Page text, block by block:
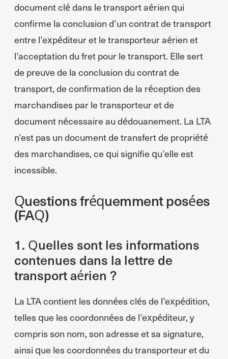
document clé dans le transport aérien qui
confirme la conclusion d’un contrat de transport
entre l’expéditeur et le transporteur aérien et
l’acceptation du fret pour le transport. Elle sert
de preuve de la conclusion du contrat de
transport, de confirmation de la réception des
marchandises par le transporteur et de
document nécessaire au dédouanement. La LTA
n’est pas un document de transfert de propriété
des marchandises, ce qui signifie qu’elle est
incessible.
Questions fréquemment posées
(FAQ)
1. Quelles sont les informations
contenues dans la lettre de
transport aérien ?
La LTA contient les données clés de l’expédition,
telles que les coordonnées de l’expéditeur, y
compris son nom, son adresse et sa signature,
ainsi que les coordonnées du transporteur et du